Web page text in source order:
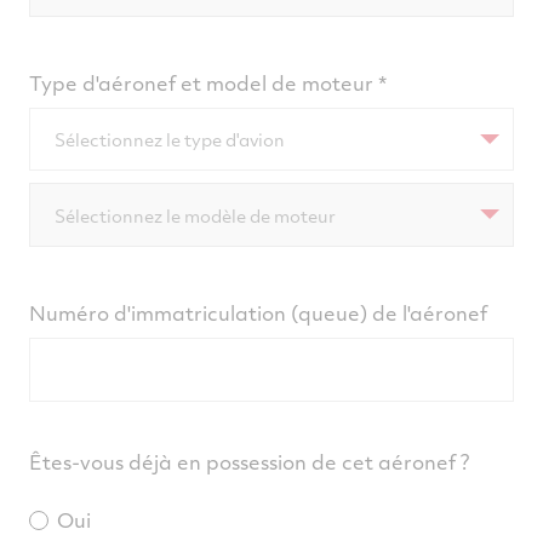
Type d'aéronef et model de moteur
Sélectionnez le type d'avion
Sélectionnez le modèle de moteur
Numéro d'immatriculation (queue) de l'aéronef
Êtes-vous déjà en possession de cet aéronef ?
Oui